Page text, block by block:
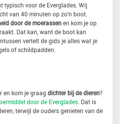
typisch voor de Everglades. Wij
van 40 minuten op zo’n boot.
door de moerassenen kom je op
Dat kan, want de boot kan
vertelt de gids je alles wat je
of schildpadden.
en kom je graag dichter bij de dieren?
door de Everglades . Dat is
terwijl de ouders genieten van de